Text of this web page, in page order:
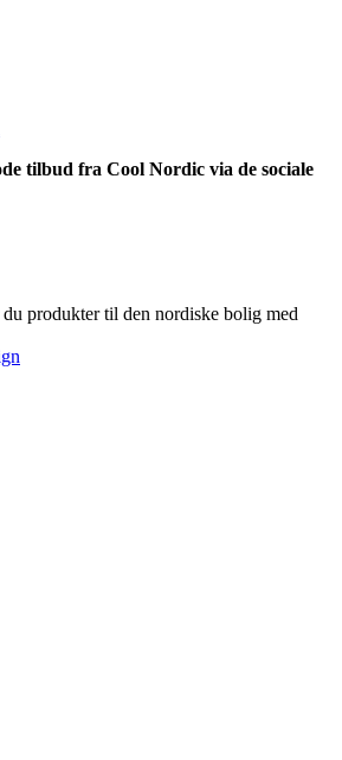
tilbud fra Cool Nordic via de sociale
produkter til den nordiske bolig med